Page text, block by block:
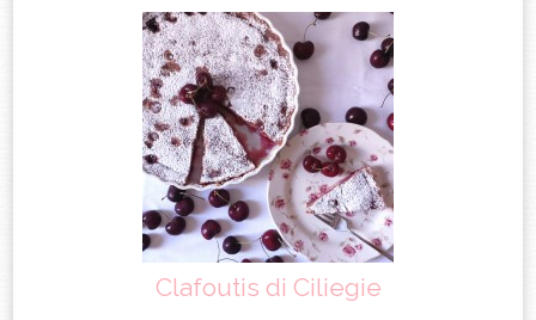
Clafoutis di Ciliegie